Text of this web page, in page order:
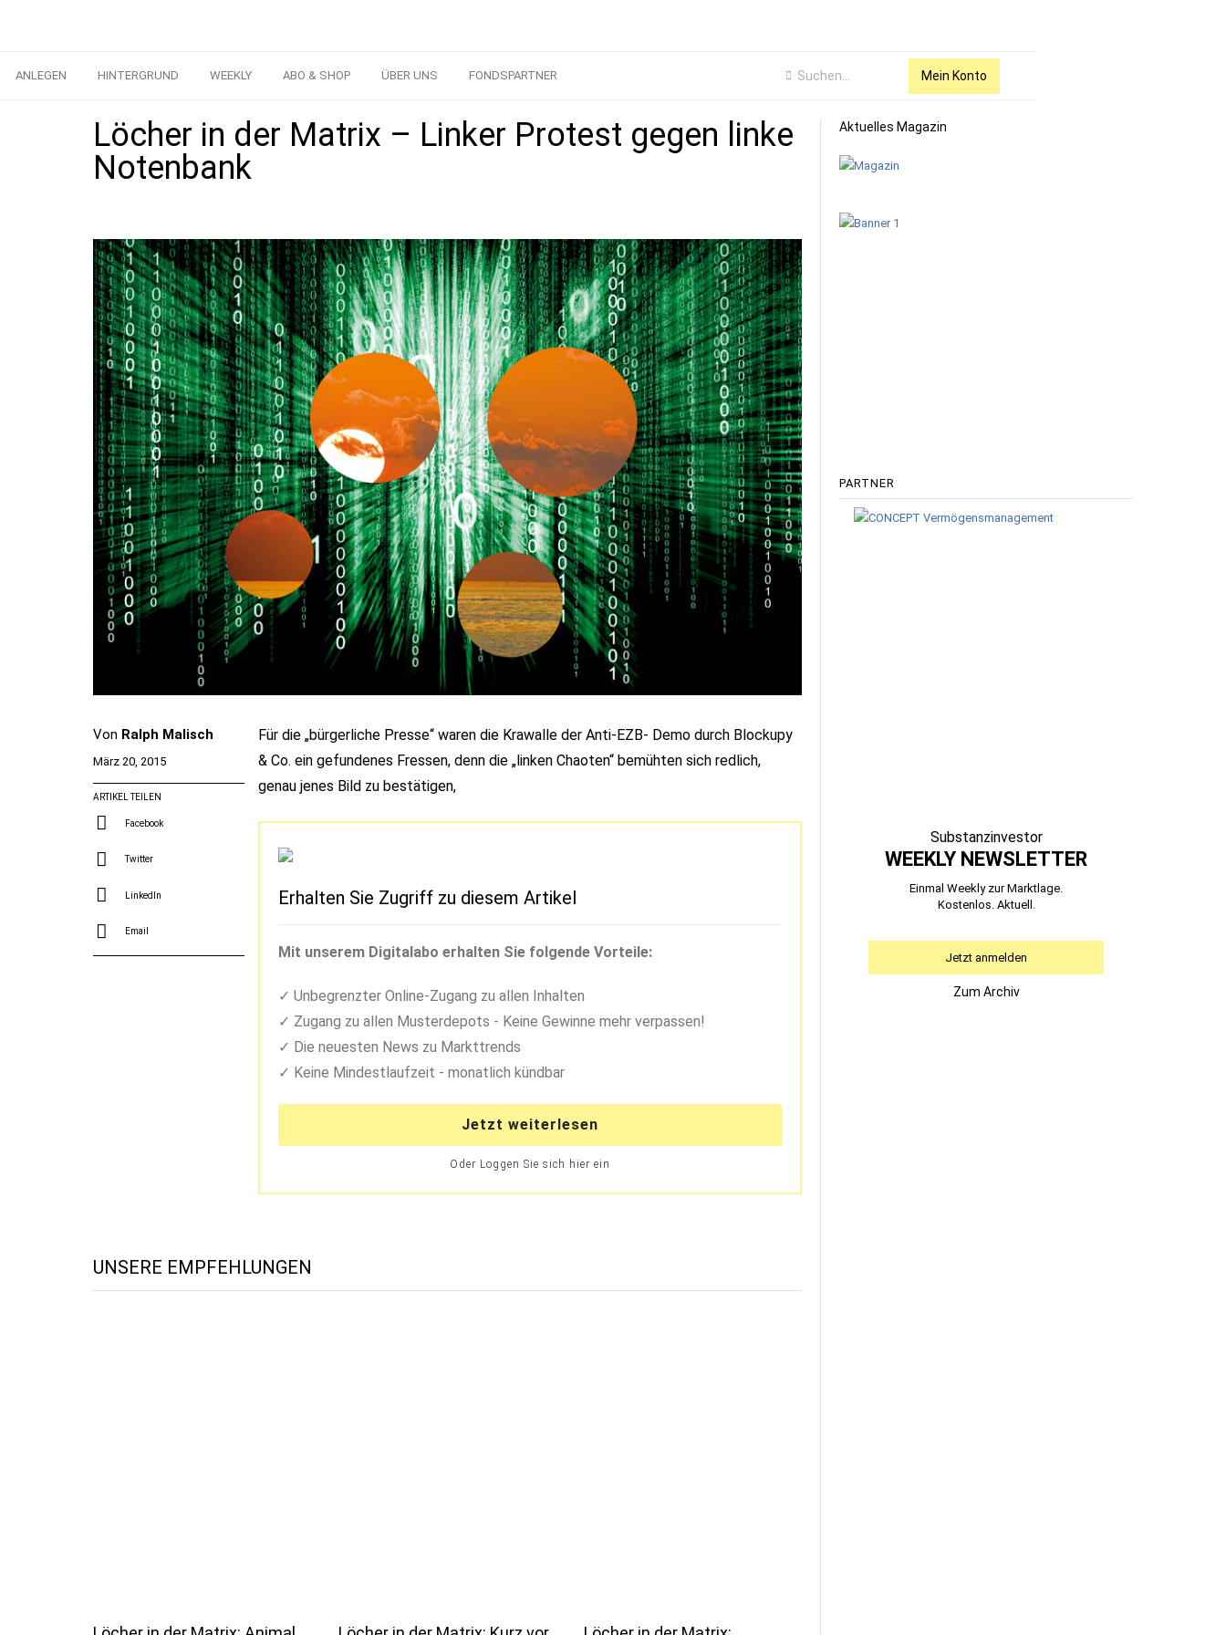
ANLEGEN HINTERGRUND WEEKLY ABO & SHOP ÜBER UNS FONDSPARTNER Mein Konto
Löcher in der Matrix – Linker Protest gegen linke
Notenbank
Von Ralph Malisch
März 20, 2015
ARTIKEL TEILEN
Facebook
Twitter
LinkedIn
Email
Für die „bürgerliche Presse“ waren die Krawalle der Anti-EZB- Demo durch Blockupy
& Co. ein gefundenes Fressen, denn die „linken Chaoten“ bemühten sich redlich,
genau jenes Bild zu bestätigen,
Erhalten Sie Zugriff zu diesem Artikel
Mit unserem Digitalabo erhalten Sie folgende Vorteile:
Unbegrenzter Online-Zugang zu allen Inhalten
Zugang zu allen Musterdepots - Keine Gewinne mehr verpassen!
Die neuesten News zu Markttrends
Keine Mindestlaufzeit - monatlich kündbar
Jetzt weiterlesen
Oder Loggen Sie sich hier ein
UNSERE EMPFEHLUNGEN
Aktuelles Magazin
PARTNER
Substanzinvestor
WEEKLY NEWSLETTER
Einmal Weekly zur Marktlage.
Kostenlos. Aktuell.
Jetzt anmelden
Zum Archiv